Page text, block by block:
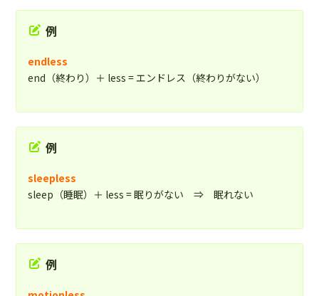
例
endless
end（終わり）＋ less = エンドレス（終わりがない）
例
sleepless
sleep（睡眠）＋ less = 眠りがない ⇒ 眠れない
例